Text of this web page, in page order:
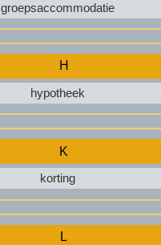
groepsaccommodatie
H
hypotheek
K
korting
L